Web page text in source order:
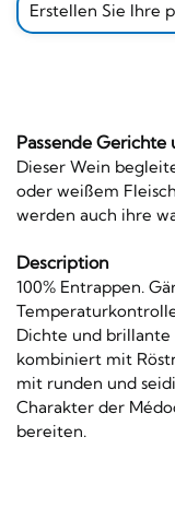
Erstellen Sie Ihre
Passende Gerichte
Dieser Wein
oder weißem
werden auch ihre
Description
100% Entrappen.
Dichte und brillante
kombiniert mit
mit runden und
Charakter der
bereiten.